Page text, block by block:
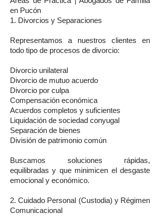
en Pucón
1. Divorcios y Separaciones
Representamos a nuestros clientes en
todo tipo de procesos de divorcio:
Divorcio unilateral
Divorcio de mutuo acuerdo
Divorcio por culpa
Compensación económica
Acuerdos completos y suficientes
Liquidación de sociedad conyugal
Separación de bienes
División de patrimonio común
Buscamos soluciones rápidas,
equilibradas y que minimicen el desgaste
emocional y económico.
2. Cuidado Personal (Custodia) y Régimen
Comunicacional